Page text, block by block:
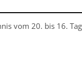
vom 20. bis 16.